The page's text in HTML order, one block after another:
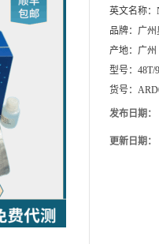
英文名称：
品牌： 广州
产地： 广州
型号： 48T/
货号：
发布日期：
更新日期：